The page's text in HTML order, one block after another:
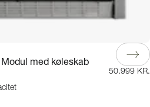
med køleskab
50.999 KR.